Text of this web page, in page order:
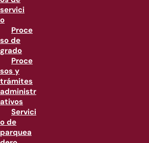
servici
o
Proce
so de
grado
Proce
sos y
trámites
administr
ativos
Servici
o de
parquea